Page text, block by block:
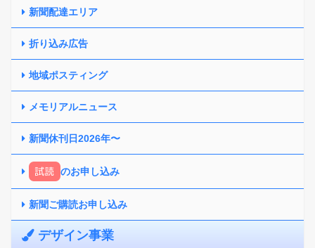
新聞配達エリア
折り込み広告
地域ポスティング
メモリアルニュース
新聞休刊日2026年〜
試読 のお申し込み
新聞ご購読お申し込み
デザイン事業